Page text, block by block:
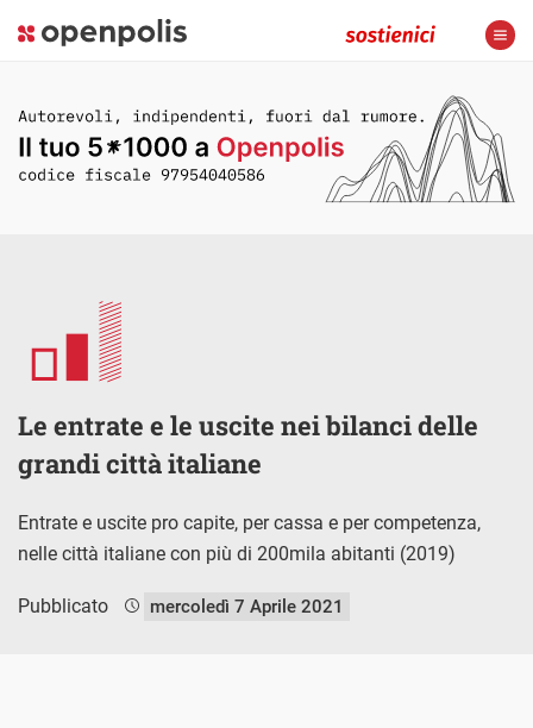
Le entrate e le uscite nei bilanci delle
grandi città italiane
Entrate e uscite pro capite, per cassa e per competenza,
nelle città italiane con più di 200mila abitanti (2019)
Pubblicato mercoledì 7 Aprile 2021